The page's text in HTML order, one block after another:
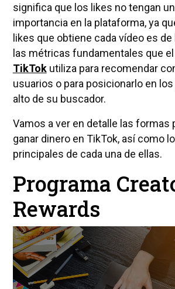
significa que los likes no tengan
importancia en la plataforma, ya
likes que obtiene cada vídeo es de
las métricas fundamentales que el
TikTokutiliza para recomendar
usuarios o para posicionarlo en
alto de su buscador.
Vamos a ver en detalle las formas
ganar dinero en TikTok, así como
principales de cada una de ellas.
Programa
Rewards